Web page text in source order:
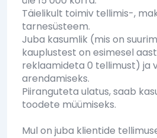
Täielikult toimiv tellimis-,
tarnesüsteem.
Juba kasumlik (mis on
kauplustest on esimesel
reklaamideta 0 tellimust) ja
arendamiseks.
Piiranguteta ulatus, saab
toodete müümiseks.
Mul on juba klientide